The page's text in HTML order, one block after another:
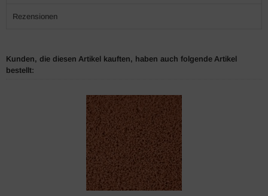
Rezensionen
Kunden, die diesen Artikel kauften, haben auch folgende Artikel
bestellt: